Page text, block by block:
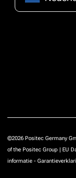
©2026 Positec Germany
of the Positec Group | EU
informatie -